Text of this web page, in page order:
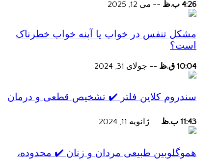
4:26 ب.ظ -- می 12, 2025
مشکل تنفس در خواب یا آپنه خواب خطرناک
است؟
10:04 ق.ظ -- جولای 31, 2024
سندروم کلاین فلتر ✔️ تشخیص قطعی و درمان
11:43 ب.ظ -- ژانویه 11, 2024
هموگلوبین طبیعی مردان و زنان ✔️ محدوده،